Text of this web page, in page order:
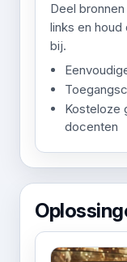
Deel
links en
bij.
Kosteloze
docenten